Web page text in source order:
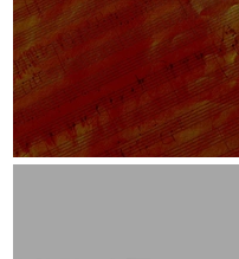
Skizzen